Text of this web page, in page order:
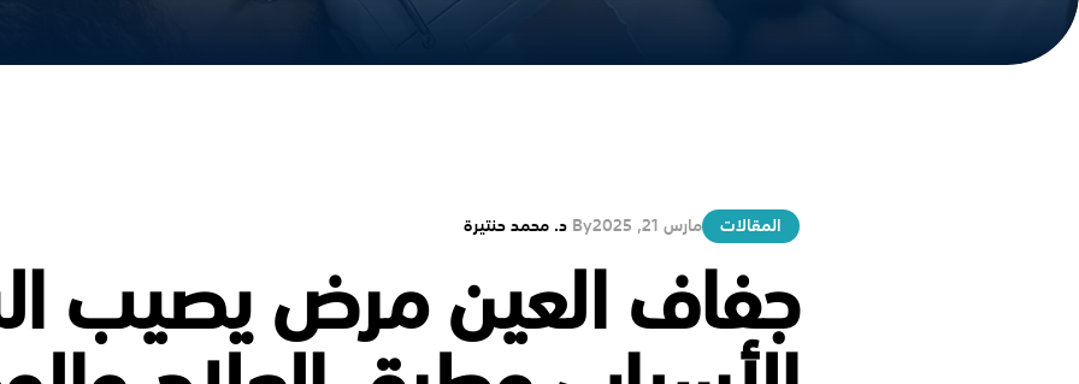
المقالات مارس 21, 2025 By د. محمد حنتيرة
جفاف العين مرض يصيب